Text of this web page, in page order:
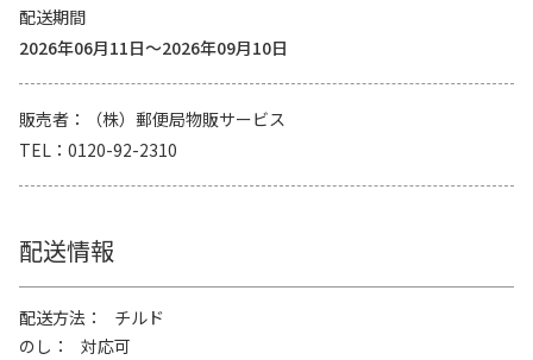
配送期間
2026年06月11日～2026年09月10日
販売者
（株）郵便局物販サービス
TEL
0120-92-2310
配送情報
配送方法
チルド
のし
対応可